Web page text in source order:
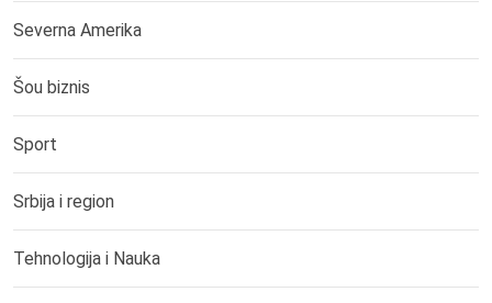
Severna Amerika
Šou biznis
Sport
Srbija i region
Tehnologija i Nauka